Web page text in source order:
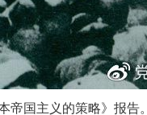
帝国主义的策略》报告。